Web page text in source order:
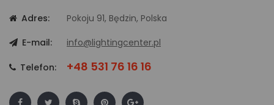
Adres:
Pokoju 91, Będzin, Polska
E-mail:
info@lightingcenter.pl
Telefon: +48 531 76 16 16